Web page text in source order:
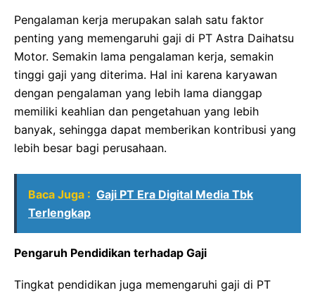
Pengalaman kerja merupakan salah satu faktor
penting yang memengaruhi gaji di PT Astra Daihatsu
Motor. Semakin lama pengalaman kerja, semakin
tinggi gaji yang diterima. Hal ini karena karyawan
dengan pengalaman yang lebih lama dianggap
memiliki keahlian dan pengetahuan yang lebih
banyak, sehingga dapat memberikan kontribusi yang
lebih besar bagi perusahaan.
Baca Juga : Gaji PT Era Digital Media Tbk
Terlengkap
Pengaruh Pendidikan terhadap Gaji
Tingkat pendidikan juga memengaruhi gaji di PT